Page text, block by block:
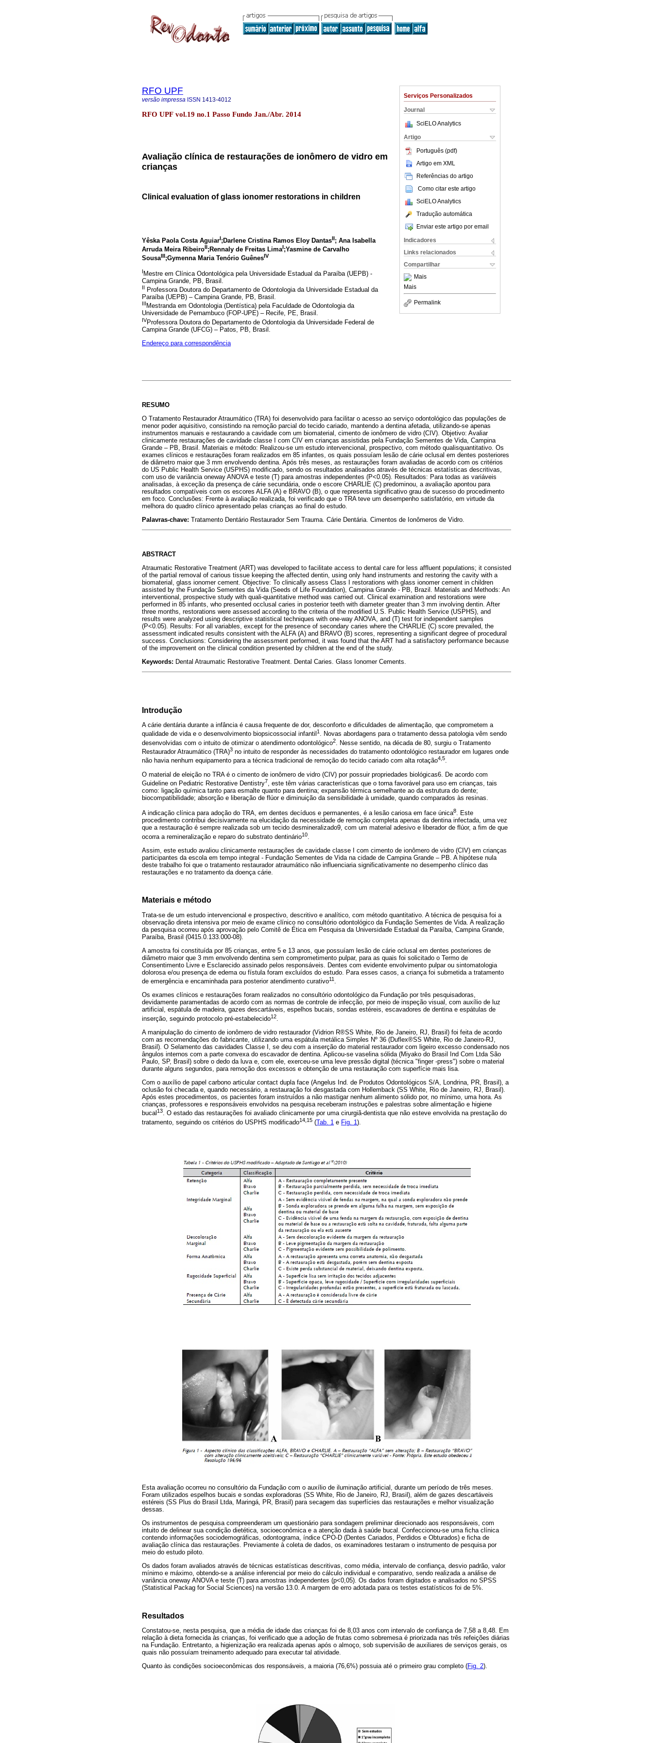
Serviços Personalizados
Journal
SciELO Analytics
Artigo
Português (pdf)
Artigo em XML
Referências do artigo
Como citar este artigo
SciELO Analytics
Tradução automática
Enviar este artigo por email
Indicadores
Links relacionados
Compartilhar
Mais
Mais
Permalink
RFO UPF
versão impressa ISSN 1413-4012
RFO UPF vol.19 no.1 Passo Fundo Jan./Abr. 2014
Avaliação clínica de restaurações de ionômero de vidro em
crianças
Clinical evaluation of glass ionomer restorations in children
Yêska Paola Costa AguiarI;Darlene Cristina Ramos Eloy DantasII; Ana Isabella
Arruda Meira RibeiroII;Rennaly de Freitas LimaI;Yasmine de Carvalho
SousaIII;Gymenna Maria Tenório GuênesIV
IMestre em Clínica Odontológica pela Universidade Estadual da Paraíba (UEPB) -
Campina Grande, PB, Brasil.
II Professora Doutora do Departamento de Odontologia da Universidade Estadual da
Paraíba (UEPB) – Campina Grande, PB, Brasil.
III Mestranda em Odontologia (Dentística) pela Faculdade de Odontologia da
Universidade de Pernambuco (FOP-UPE) – Recife, PE, Brasil.
IVProfessora Doutora do Departamento de Odontologia da Universidade Federal de
Campina Grande (UFCG) – Patos, PB, Brasil.
Endereço para correspondência
RESUMO
O Tratamento Restaurador Atraumático (TRA) foi desenvolvido para facilitar o acesso ao serviço odontológico das populações de
menor poder aquisitivo, consistindo na remoção parcial do tecido cariado, mantendo a dentina afetada, utilizando-se apenas
instrumentos manuais e restaurando a cavidade com um biomaterial, cimento de ionômero de vidro (CIV). Objetivo: Avaliar
clinicamente restaurações de cavidade classe I com CIV em crianças assistidas pela Fundação Sementes de Vida, Campina
Grande – PB, Brasil. Materiais e método: Realizou-se um estudo intervencional, prospectivo, com método qualisquantitativo. Os
exames clínicos e restaurações foram realizados em 85 infantes, os quais possuíam lesão de cárie oclusal em dentes posteriores
de diâmetro maior que 3 mm envolvendo dentina. Após três meses, as restaurações foram avaliadas de acordo com os critérios
do US Public Health Service (USPHS) modificado, sendo os resultados analisados através de técnicas estatísticas descritivas,
com uso de variância oneway ANOVA e teste (T) para amostras independentes (P<0.05). Resultados: Para todas as variáveis
analisadas, à exceção da presença de cárie secundária, onde o escore CHARLIE (C) predominou, a avaliação apontou para
resultados compatíveis com os escores ALFA (A) e BRAVO (B), o que representa significativo grau de sucesso do procedimento
em foco. Conclusões: Frente à avaliação realizada, foi verificado que o TRA teve um desempenho satisfatório, em virtude da
melhora do quadro clínico apresentado pelas crianças ao final do estudo.
Palavras-chave: Tratamento Dentário Restaurador Sem Trauma. Cárie Dentária. Cimentos de Ionômeros de Vidro.
ABSTRACT
Atraumatic Restorative Treatment (ART) was developed to facilitate access to dental care for less affluent populations; it consisted
of the partial removal of carious tissue keeping the affected dentin, using only hand instruments and restoring the cavity with a
biomaterial, glass ionomer cement. Objective: To clinically assess Class I restorations with glass ionomer cement in children
assisted by the Fundação Sementes da Vida (Seeds of Life Foundation), Campina Grande - PB, Brazil. Materials and Methods: An
interventional, prospective study with quali-quantitative method was carried out. Clinical examination and restorations were
performed in 85 infants, who presented occlusal caries in posterior teeth with diameter greater than 3 mm involving dentin. After
three months, restorations were assessed according to the criteria of the modified U.S. Public Health Service (USPHS), and
results were analyzed using descriptive statistical techniques with one-way ANOVA, and (T) test for independent samples
(P<0.05). Results: For all variables, except for the presence of secondary caries where the CHARLIE (C) score prevailed, the
assessment indicated results consistent with the ALFA (A) and BRAVO (B) scores, representing a significant degree of procedural
success. Conclusions: Considering the assessment performed, it was found that the ART had a satisfactory performance because
of the improvement on the clinical condition presented by children at the end of the study.
Keywords: Dental Atraumatic Restorative Treatment. Dental Caries. Glass Ionomer Cements.
Introdução
A cárie dentária durante a infância é causa frequente de dor, desconforto e dificuldades de alimentação, que comprometem a
qualidade de vida e o desenvolvimento biopsicossocial infantil 1 . Novas abordagens para o tratamento dessa patologia vêm sendo
desenvolvidas com o intuito de otimizar o atendimento odontológico2
. Nesse sentido, na década de 80, surgiu o Tratamento
Restaurador Atraumático (TRA)3 no intuito de responder às necessidades do tratamento odontológico restaurador em lugares onde
não havia nenhum equipamento para a técnica tradicional de remoção do tecido cariado com alta rotação4,5.
O material de eleição no TRA é o cimento de ionômero de vidro (CIV) por possuir propriedades biológicas6. De acordo com
Guideline on Pediatric Restorative Dentistry7
, este têm várias características que o torna favorável para uso em crianças, tais
como: ligação química tanto para esmalte quanto para dentina; expansão térmica semelhante ao da estrutura do dente;
biocompatibilidade; absorção e liberação de flúor e diminuição da sensibilidade à umidade, quando comparados às resinas.
A indicação clínica para adoção do TRA, em dentes decíduos e permanentes, é a lesão cariosa em face única8. Este
procedimento contribui decisivamente na elucidação da necessidade de remoção completa apenas da dentina infectada, uma vez
que a restauração é sempre realizada sob um tecido desmineralizado9, com um material adesivo e liberador de flúor, a fim de que
ocorra a remineralização e reparo do substrato dentinário10
Assim, este estudo avaliou clinicamente restaurações de cavidade classe I com cimento de ionômero de vidro (CIV) em crianças
participantes da escola em tempo integral - Fundação Sementes de Vida na cidade de Campina Grande – PB. A hipótese nula
deste trabalho foi que o tratamento restaurador atraumático não influenciaria significativamente no desempenho clínico das
restaurações e no tratamento da doença cárie.
Materiais e método
Trata-se de um estudo intervencional e prospectivo, descritivo e analítico, com método quantitativo. A técnica de pesquisa foi a
observação direta intensiva por meio de exame clínico no consultório odontológico da Fundação Sementes de Vida. A realização
da pesquisa ocorreu após aprovação pelo Comitê de Ética em Pesquisa da Universidade Estadual da Paraíba, Campina Grande,
Paraíba, Brasil (0415.0.133.000-08).
A amostra foi constituída por 85 crianças, entre 5 e 13 anos, que possuíam lesão de cárie oclusal em dentes posteriores de
diâmetro maior que 3 mm envolvendo dentina sem comprometimento pulpar, para as quais foi solicitado o Termo de
Consentimento Livre e Esclarecido assinado pelos responsáveis. Dentes com evidente envolvimento pulpar ou sintomatologia
dolorosa e/ou presença de edema ou fístula foram excluídos do estudo. Para esses casos, a criança foi submetida a tratamento
de emergência e encaminhada para posterior atendimento curativo11 .
Os exames clínicos e restaurações foram realizados no consultório odontológico da Fundação por três pesquisadoras,
devidamente paramentadas de acordo com as normas de controle de infecção, por meio de inspeção visual, com auxílio de luz
artificial, espátula de madeira, gazes descartáveis, espelhos bucais, sondas estéreis, escavadores de dentina e espátulas de
inserção, seguindo protocolo pré-estabelecido12
A manipulação do cimento de ionômero de vidro restaurador (Vidrion R®SS White, Rio de Janeiro, RJ, Brasil) foi feita de acordo
com as recomendações do fabricante, utilizando uma espátula metálica Simples Nº 36 (Duflex®SS White, Rio de Janeiro-RJ,
Brasil). O Selamento das cavidades Classe I, se deu com a inserção do material restaurador com ligeiro excesso condensado nos
ângulos internos com a parte convexa do escavador de dentina. Aplicou-se vaselina sólida (Miyako do Brasil Ind Com Ltda São
Paulo, SP, Brasil) sobre o dedo da luva e, com ele, exerceu-se uma leve pressão digital (técnica "finger -press") sobre o material
durante alguns segundos, para remoção dos excessos e obtenção de uma restauração com superfície mais lisa.
Com o auxílio de papel carbono articular contact dupla face (Angelus Ind. de Produtos Odontológicos S/A, Londrina, PR, Brasil), a
oclusão foi checada e, quando necessário, a restauração foi desgastada com Hollemback (SS White, Rio de Janeiro, RJ, Brasil).
Após estes procedimentos, os pacientes foram instruídos a não mastigar nenhum alimento sólido por, no mínimo, uma hora. As
crianças, professores e responsáveis envolvidos na pesquisa receberam instruções e palestras sobre alimentação e higiene
bucal 13. O estado das restaurações foi avaliado clinicamente por uma cirurgiã-dentista que não esteve envolvida na prestação do
tratamento, seguindo os critérios do USPHS modificado14,15 (Tab. 1 e Fig. 1).
Esta avaliação ocorreu no consultório da Fundação com o auxílio de iluminação artificial, durante um período de três meses.
Foram utilizados espelhos bucais e sondas exploradoras (SS White, Rio de Janeiro, RJ, Brasil), além de gazes descartáveis
estéreis (SS Plus do Brasil Ltda, Maringá, PR, Brasil) para secagem das superfícies das restaurações e melhor visualização
dessas.
Os instrumentos de pesquisa compreenderam um questionário para sondagem preliminar direcionado aos responsáveis, com
intuito de delinear sua condição dietética, socioeconômica e a atenção dada à saúde bucal. Confeccionou-se uma ficha clínica
contendo informações sociodemográficas, odontograma, índice CPO-D (Dentes Cariados, Perdidos e Obturados) e ficha de
avaliação clínica das restaurações. Previamente à coleta de dados, os examinadores testaram o instrumento de pesquisa por
meio do estudo piloto.
Os dados foram avaliados através de técnicas estatísticas descritivas, como média, intervalo de confiança, desvio padrão, valor
mínimo e máximo, obtendo-se a análise inferencial por meio do cálculo individual e comparativo, sendo realizada a análise de
variância oneway ANOVA e teste (T) para amostras independentes (p<0,05). Os dados foram digitados e analisados no SPSS
(Statistical Packag for Social Sciences) na versão 13.0. A margem de erro adotada para os testes estatísticos foi de 5%.
Resultados
Constatou-se, nesta pesquisa, que a média de idade das crianças foi de 8,03 anos com intervalo de confiança de 7,58 a 8,48. Em
relação à dieta fornecida às crianças, foi verificado que a adoção de frutas como sobremesa é priorizada nas três refeições diárias
na Fundação. Entretanto, a higienização era realizada apenas após o almoço, sob supervisão de auxiliares de serviços gerais, os
quais não possuíam treinamento adequado para executar tal atividade.
Quanto às condições socioeconômicas dos responsáveis, a maioria (76,6%) possuia até o primeiro grau completo (Fig. 2).